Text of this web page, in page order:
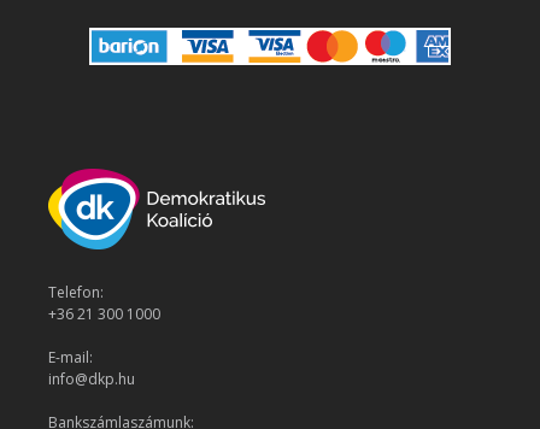
Telefon:
+36 21 300 1000
E-mail:
info@dkp.hu
Bankszámlaszámunk: